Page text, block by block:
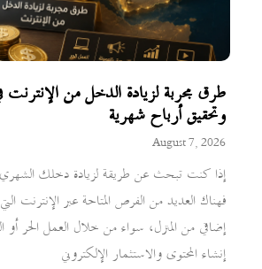
وتحقيق أرباح شهرية
August 7, 2026
إذا كنت تبحث عن طريقة لزيادة دخلك
فهناك العديد من الفرص المتاحة عبر الإنترنت
إضافي من المنزل، سواء من خلال العمل الحر أو
إنشاء المحتوى والاستثمار الإلكتروني